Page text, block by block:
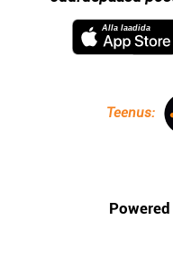
Alla laadida
Teenus: